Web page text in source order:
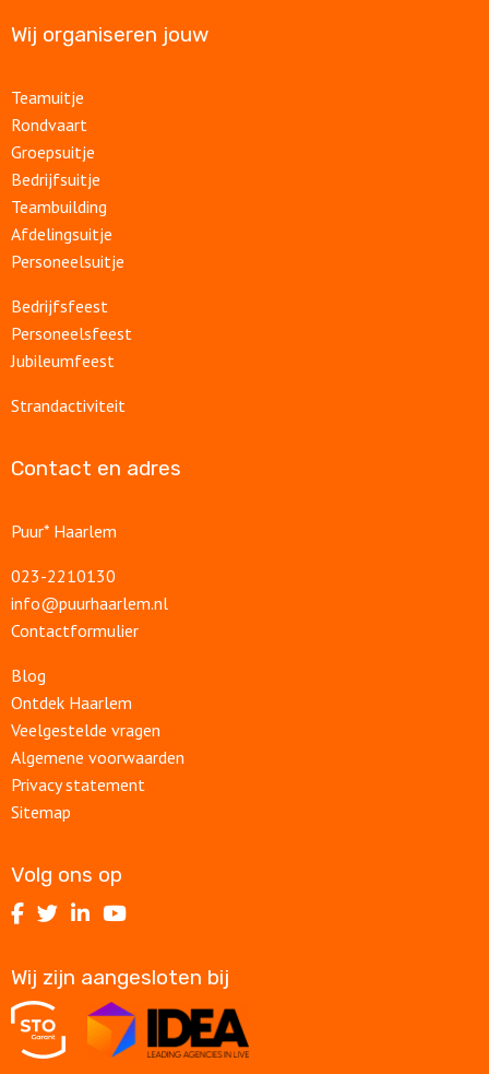
Wij organiseren jouw
Teamuitje
Rondvaart
Groepsuitje
Bedrijfsuitje
Teambuilding
Afdelingsuitje
Personeelsuitje
Bedrijfsfeest
Personeelsfeest
Jubileumfeest
Strandactiviteit
Contact en adres
Puur* Haarlem
023-2210130
info@puurhaarlem.nl
Contactformulier
Blog
Ontdek Haarlem
Veelgestelde vragen
Algemene voorwaarden
Privacy statement
Sitemap
Volg ons op
Volg
op
Facebook
Volg
op
Twitter
Volg
op
LinkedIn
Volg
op
Youtube
Wij zijn aangesloten bij